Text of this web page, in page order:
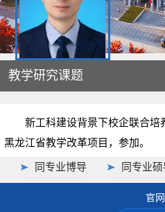
教学研究课题
新工科建设背景下校企联合培
黑龙江省教学改革项目，参加。
同专业博导 同专业
官网